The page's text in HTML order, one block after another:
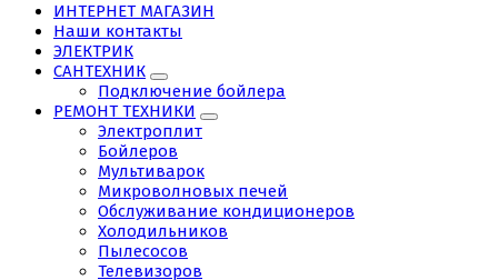
ИНТЕРНЕТ МАГАЗИН
Наши контакты
ЭЛЕКТРИК
САНТЕХНИК
Подключение бойлера
РЕМОНТ ТЕХНИКИ
Электроплит
Бойлеров
Мультиварок
Микроволновых печей
Обслуживание кондиционеров
Холодильников
Пылесосов
Телевизоров